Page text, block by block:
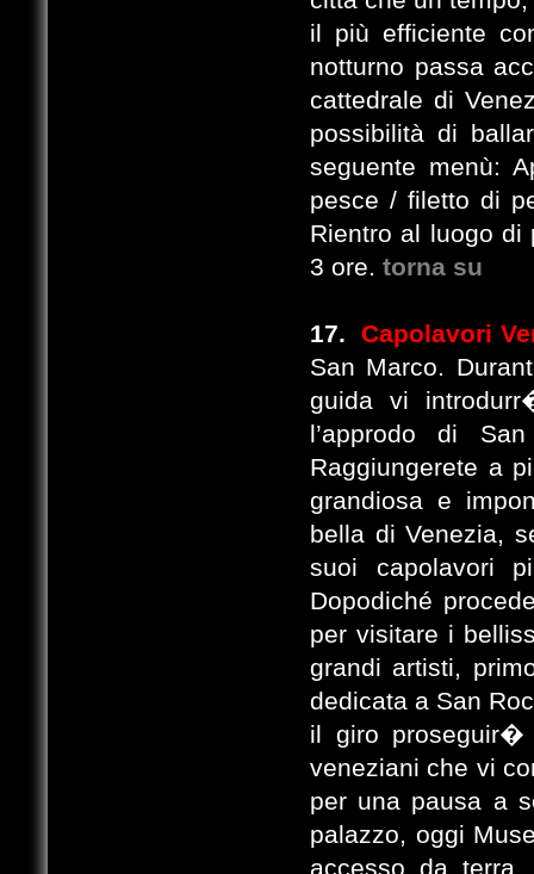
il più efficiente
notturno passa
cattedrale di
possibilità di
seguente menù:
pesce / filetto di
Rientro al luogo di
3 ore. torna su
17.
Capolavori
San Marco.
guida vi
l’approdo di
Raggiungerete a
grandiosa e
bella di Venezia,
suoi capolavori
Dopodiché
per visitare i
grandi artisti,
dedicata a San
il giro
veneziani che vi
per una pausa a
palazzo, oggi
accesso da